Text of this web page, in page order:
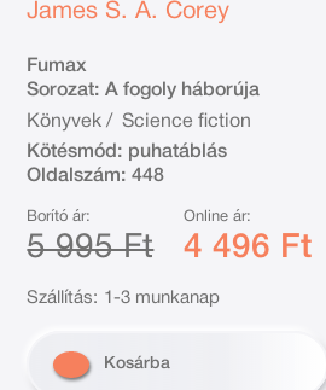
James S. A. Corey
Fumax
Sorozat: A fogoly háborúja
Könyvek /
Science fiction
Kötésmód: puhatáblás
Oldalszám: 448
Borító ár:
5 995 Ft
Online ár:
4 496 Ft
Szállítás: 1-3 munkanap
Kosárba